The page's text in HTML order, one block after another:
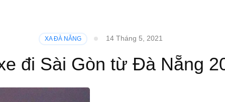
XA ĐÀ NẴNG 14 Tháng 5, 2021
đi Sài Gòn từ Đà Nẵng